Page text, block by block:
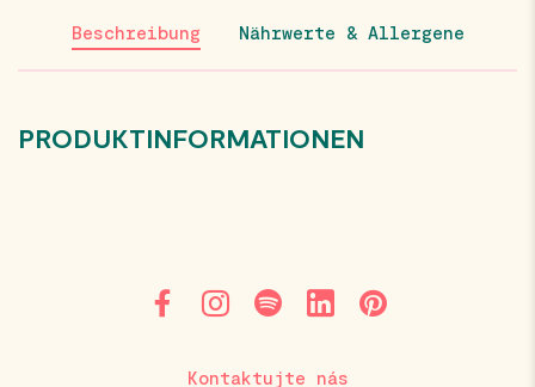
Beschreibung Nährwerte & Allergene
PRODUKTINFORMATIONEN
Kontaktujte nás